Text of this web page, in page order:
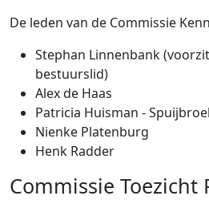
De leden van de Commissie
Stephan Linnenbank
bestuurslid)
Alex de Haas
Patricia Huisman -
Nienke Platenburg
Henk Radder
Commissie Toezicht